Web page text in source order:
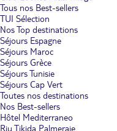
Tous nos Best-sellers
TUI Sélection
Nos Top destinations
Séjours Espagne
Séjours Maroc
Séjours Grèce
Séjours Tunisie
Séjours Cap Vert
Toutes nos destinations
Nos Best-sellers
Hôtel Mediterraneo
Riu Tikida Palmeraie